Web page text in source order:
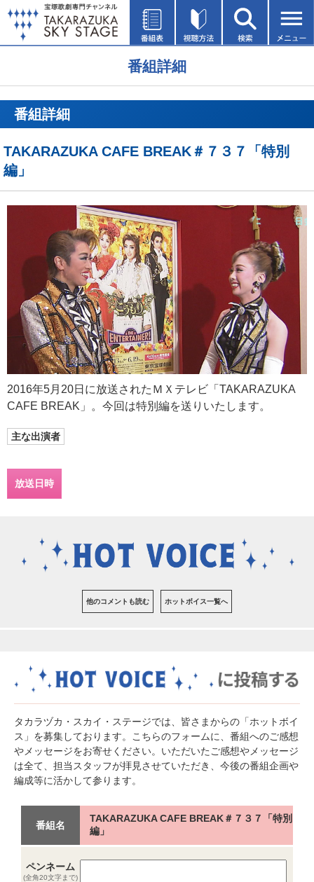
番組詳細
番組詳細
TAKARAZUKA CAFE BREAK＃７３７「特別
編」
2016年5月20日に放送されたＭＸテレビ「TAKARAZUKA
CAFE BREAK」。今回は特別編を送りいたします。
主な出演者
放送日時
他のコメントも読む ホットボイス一覧へ
タカラヅカ・スカイ・ステージでは、皆さまからの「ホットボイ
ス」を募集しております。こちらのフォームに、番組へのご感想
やメッセージをお寄せください。いただいたご感想やメッセージ
は全て、担当スタッフが拝見させていただき、今後の番組企画や
編成等に活かして参ります。
番組名
TAKARAZUKA CAFE BREAK＃７３７「特別
編」
ペンネーム
(全角20文字まで)